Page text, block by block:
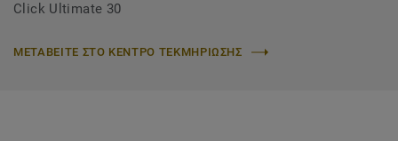
Click Ultimate 30
ΜΕΤΑΒΕΙΤΕ ΣΤΟ ΚΕΝΤΡΟ ΤΕΚΜΗΡΙΩΣΗΣ